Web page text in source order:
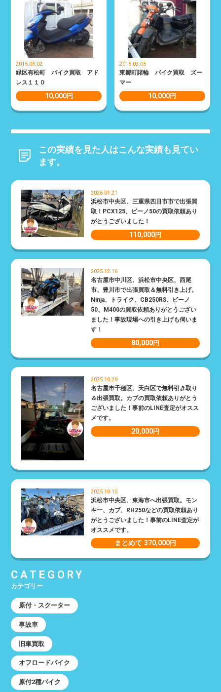
2015.03.02
緑区有松町 バイク買取 アド
レス１１０
10,000円
2015.03.05
東郷町諸輪 バイク買取 ズー
マー
10,000円
この実績を見た人はこんな実績も見てい
ます。
2026.01.21
浜松市中央区、三重県四日市市で出張買
取！PCX125、ビーノ50の買取依頼あり
がとうございました！
110,000円
2025.12.16
名古屋市中川区、浜松市中央区、西尾
市、豊川市で出張買取＆無料引き上げ。
Ninja、トライク、CB250RS、ビーノ
50、M400の買取依頼ありがとうござい
ました！事故現場への引き上げも伺いま
す！
80,000円
2025.10.29
名古屋市千種区、天白区で無料引き取り
＆出張買取。カブの買取依頼ありがとう
ございました！事前のLINE査定がオスス
メです。
20,000円
2025.10.15
浜松市中央区、東海市へ出張買取。モン
キー、カブ、RH250などの買取依頼あり
がとうございました！事前のLINE査定が
オススメです。
まとめて 370,000円
CATEGORY
カテゴリー
原付・スクーター
事故車
旧車買取
オフロードバイク
原付2種バイク